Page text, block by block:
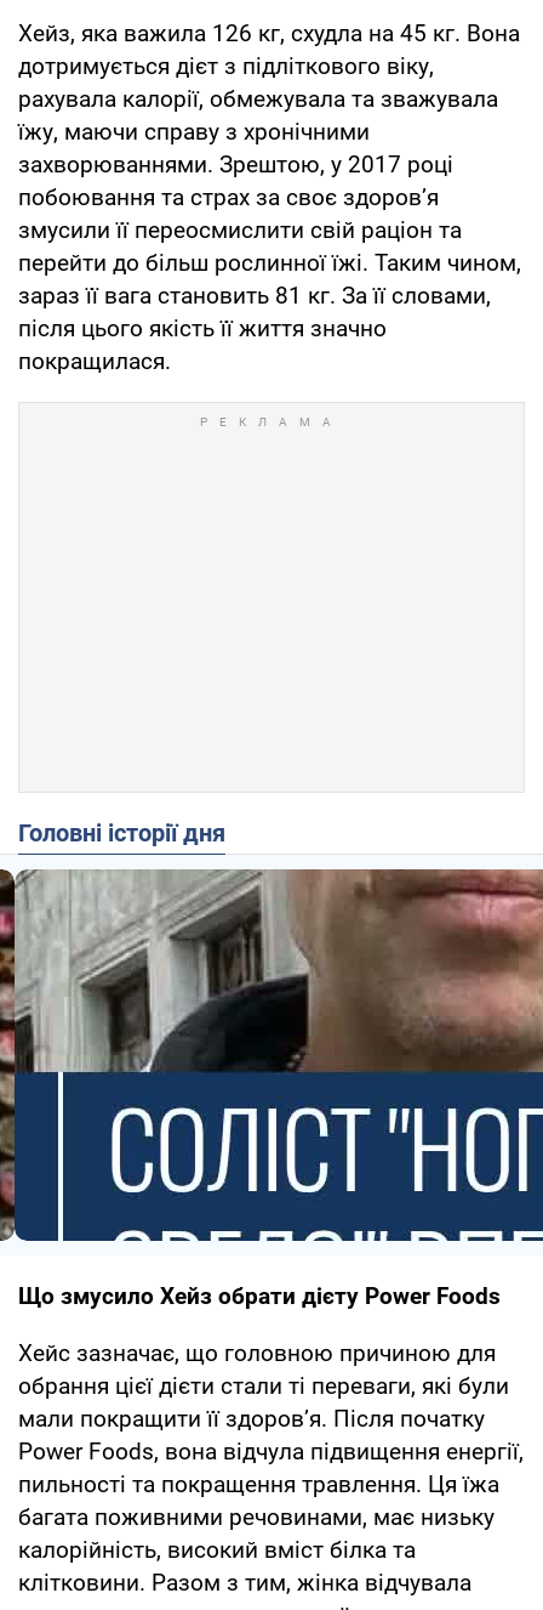
Хейз, яка важила 126 кг, схудла на 45 кг. Вона
дотримується дієт з підліткового віку,
рахувала калорії, обмежувала та зважувала
їжу, маючи справу з хронічними
захворюваннями. Зрештою, у 2017 році
побоювання та страх за своє здоров’я
змусили її переосмислити свій раціон та
перейти до більш рослинної їжі. Таким чином,
зараз її вага становить 81 кг. За її словами,
після цього якість її життя значно
покращилася.
Головні історії дня
Що змусило Хейз обрати дієту Power Foods
Хейс зазначає, що головною причиною для
обрання цієї дієти стали ті переваги, які були
мали покращити її здоров’я. Після початку
Power Foods, вона відчула підвищення енергії,
пильності та покращення травлення. Ця їжа
багата поживними речовинами, має низьку
калорійність, високий вміст білка та
клітковини. Разом з тим, жінка відчувала